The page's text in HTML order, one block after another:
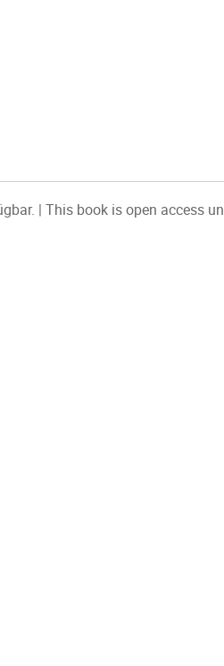
| This book is open access